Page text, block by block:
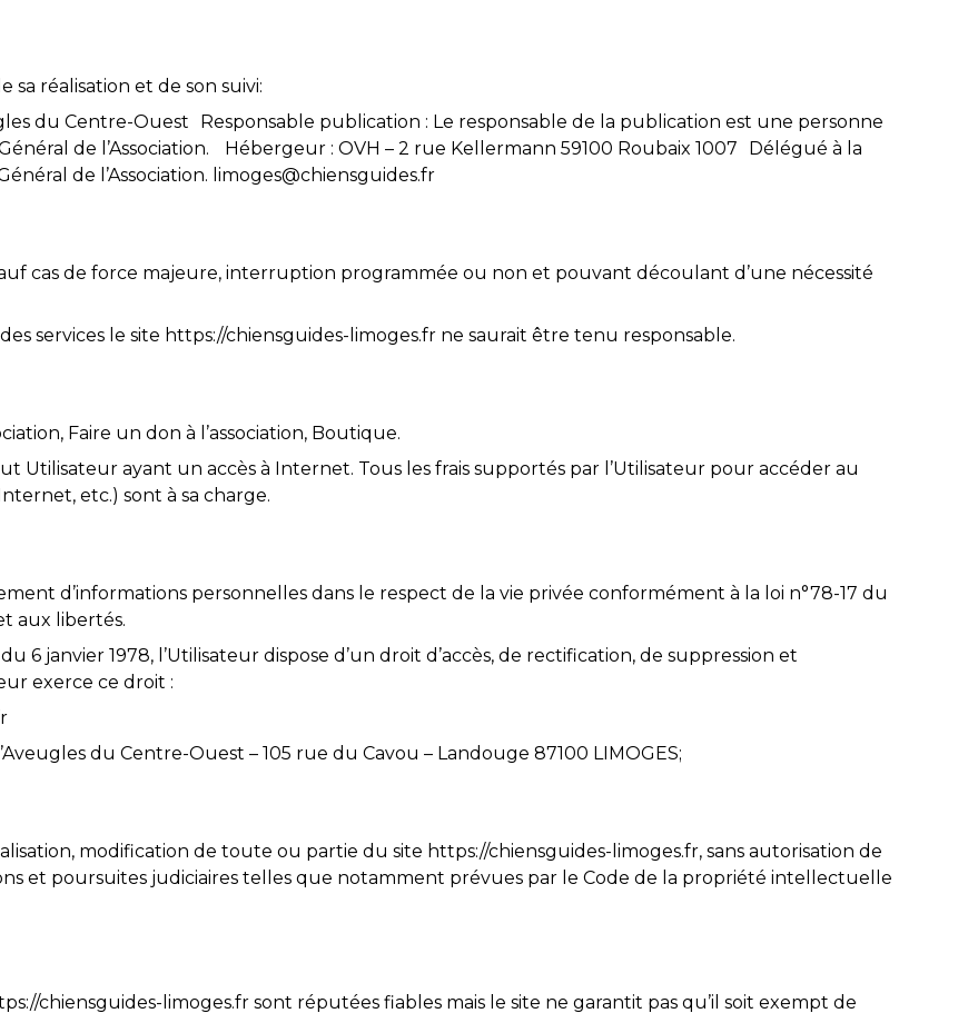
réalisation et de son suivi:
du Centre-Ouest Responsable publication : Le responsable de la publication est une personne
de l’Association. Hébergeur : OVH – 2 rue Kellermann 59100 Roubaix 1007 Délégué à la
de l’Association. limoges@chiensguides.fr
cas de force majeure, interruption programmée ou non et pouvant découlant d’une nécessité
services le site https://chiensguides-limoges.fr ne saurait être tenu responsable.
Faire un don à l’association, Boutique.
Utilisateur ayant un accès à Internet. Tous les frais supportés par l’Utilisateur pour accéder au
etc.) sont à sa charge.
d’informations personnelles dans le respect de la vie privée conformément à la loi n°78-17 du
aux libertés.
janvier 1978, l’Utilisateur dispose d’un droit d’accès, de rectification, de suppression et
exerce ce droit :
du Centre-Ouest – 105 rue du Cavou – Landouge 87100 LIMOGES;
modification de toute ou partie du site https://chiensguides-limoges.fr, sans autorisation de
et poursuites judiciaires telles que notamment prévues par le Code de la propriété intellectuelle
chiensguides-limoges.fr sont réputées fiables mais le site ne garantit pas qu’il soit exempt de